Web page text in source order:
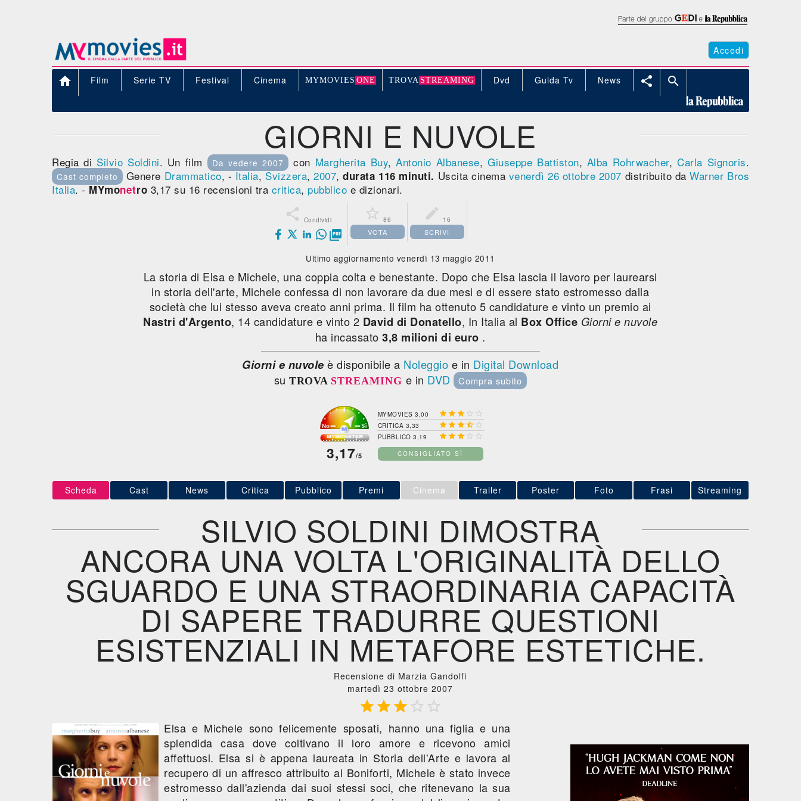
Accedi
 Film Serie TV Festival Cinema MYMOVIE S ONE TROVA STREAMING Dvd Guida Tv News  
GIORNI E NUVOLE
Regia di Silvio Soldini. Un film Da vedere 2007 con Margherita Buy,Antonio Albanese,Giuseppe Battiston, Alba Rohrwacher,Carla Signoris.
Cast completo Genere Drammatico, -Italia,Svizzera,2007,durata 116 minuti. Uscita cinema venerdì 26 ottobre 2007 distribuito daWarner Bros
Italia. -MYmonetro 3,17 su 16 recensioni tra critica, pubblico e dizionari.
 Condividi

 86
VOTA
 16
SCRIVI
Ultimo aggiornamento venerdì 13 maggio 2011
La storia di Elsa e Michele, una coppia colta e benestante. Dopo che Elsa lascia il lavoro per laurearsi
in storia dell'arte, Michele confessa di non lavorare da due mesi e di essere stato estromesso dalla
società che lui stesso aveva creato anni prima. Il film ha ottenuto 5 candidature e vinto un premio ai
Nastri d'Argento, 14 candidature e vinto 2 David di Donatello, In Italia al Box Office Giorni e nuvole
ha incassato3,8 milioni di euro .
Giorni e nuvole è disponibile a Noleggio e in Digital Download
suTROVA STREAMING e in DVD Compra subito
3,17/5
MYMOVIES 3,00   
CRITICA 3,33  
PUBBLICO 3,19   
CONSIGLIATO SÌ
Scheda Cast News Critica Pubblico Premi Cinema Trailer Poster Foto Frasi Streaming
SILVIO SOLDINI DIMOSTRA
ANCORA UNA VOLTA L'ORIGINALITÀ DELLO
SGUARDO E UNA STRAORDINARIA CAPACITÀ
DI SAPERE TRADURRE QUESTIONI
ESISTENZIALI IN METAFORE ESTETICHE.
Recensione di Marzia Gandolfi
martedì 23 ottobre 2007
  
Elsa e Michele sono felicemente sposati, hanno una figlia e una
splendida casa dove coltivano il loro amore e ricevono amici
affettuosi. Elsa si è appena laureata in Storia dell'Arte e lavora al
recupero di un affresco attribuito al Boniforti, Michele è stato invece
estromesso dall'azienda dai suoi stessi soci, che ritenevano la sua